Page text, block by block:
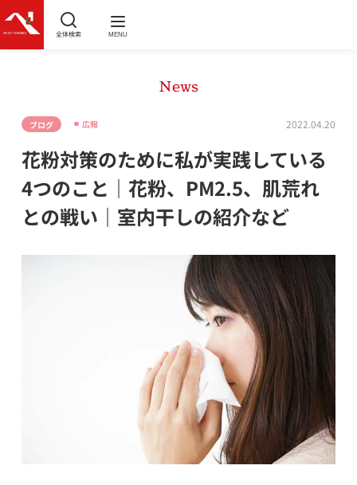
全体検索 MENU
News
ブログ 広報 2022.04.20
花粉対策のために私が実践している
4つのこと｜花粉、PM2.5、肌荒れ
との戦い｜室内干しの紹介など